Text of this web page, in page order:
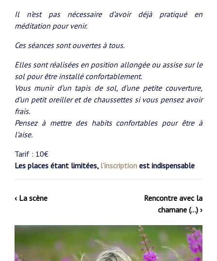
Il n’est pas nécessaire d’avoir déjà pratiqué en
méditation pour venir.
Ces séances sont ouvertes à tous.
Elles sont réalisées en position allongée ou assise sur le
sol pour être installé confortablement.
Vous munir d’un tapis de sol, d’une petite couverture,
d’un petit oreiller et de chaussettes si vous pensez avoir
frais.
Pensez à mettre des habits confortables pour être à
l’aise.
Tarif : 10€
Les places étant limitées, l’inscription est indispensable
‹ La scène
Rencontre avec la
chamane (…) ›